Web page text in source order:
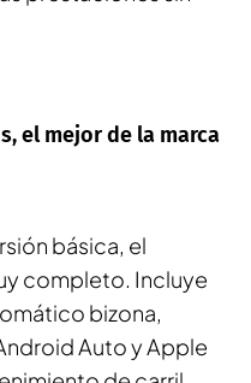
el mejor de la marca
básica, el
completo. Incluye
bizona,
Auto y Apple